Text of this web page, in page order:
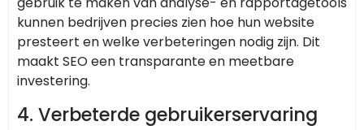
kunnen bedrijven precies zien hoe hun website
presteert en welke verbeteringen nodig zijn. Dit
maakt SEO een transparante en meetbare
investering.
4. Verbeterde gebruikerservaring